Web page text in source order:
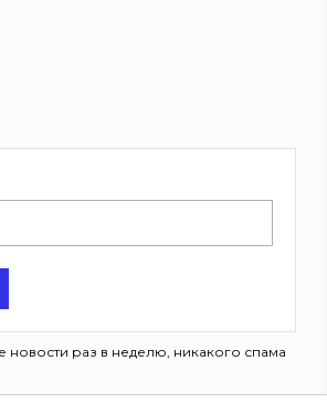
новости раз в неделю, никакого спама